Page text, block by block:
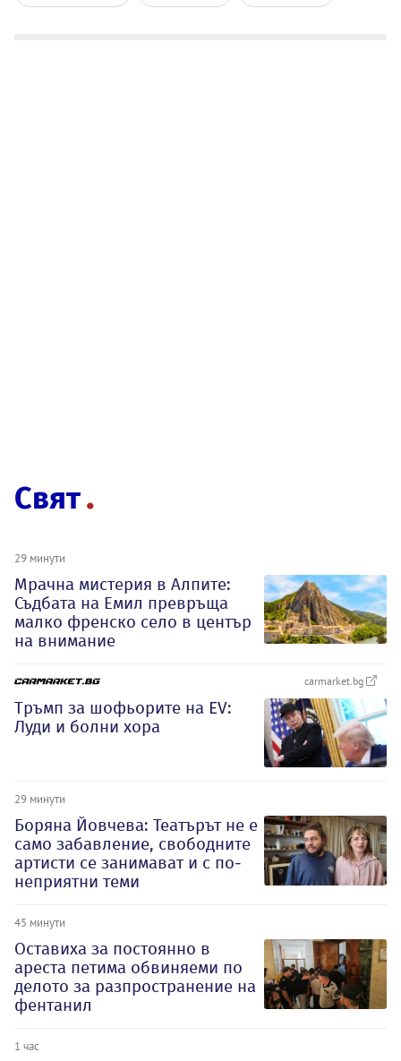
Свят
29 минути
Мрачна мистерия в Алпите:
Съдбата на Емил превръща
малко френско село в център
на внимание
carmarket.bg
Тръмп за шофьорите на EV:
Луди и болни хора
29 минути
Боряна Йовчева: Театърът не е
само забавление, свободните
артисти се занимават и с по-
неприятни теми
45 минути
Оставиха за постоянно в
ареста петима обвиняеми по
делото за разпространение на
фентанил
1 час